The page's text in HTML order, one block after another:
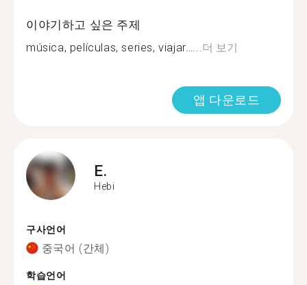
이야기하고 싶은 주제
música, películas, series, viajar…...더 보기
앱 다운로드
E.
Hebi
구사언어
중국어 (간체)
학습언어